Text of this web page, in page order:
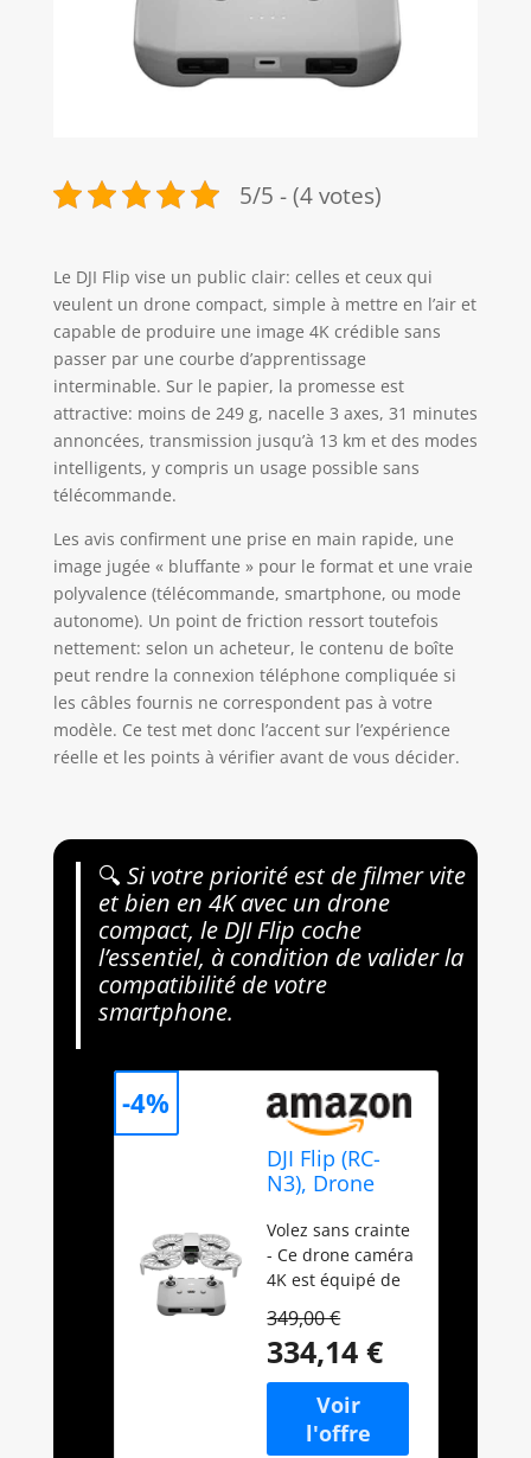
5/5 - (4 votes)
Le DJI Flip vise un public clair: celles et ceux qui
veulent un drone compact, simple à mettre en l’air et
capable de produire une image 4K crédible sans
passer par une courbe d’apprentissage
interminable. Sur le papier, la promesse est
attractive: moins de 249 g, nacelle 3 axes, 31 minutes
annoncées, transmission jusqu’à 13 km et des modes
intelligents, y compris un usage possible sans
télécommande.
Les avis confirment une prise en main rapide, une
image jugée « bluffante » pour le format et une vraie
polyvalence (télécommande, smartphone, ou mode
autonome). Un point de friction ressort toutefois
nettement: selon un acheteur, le contenu de boîte
peut rendre la connexion téléphone compliquée si
les câbles fournis ne correspondent pas à votre
modèle. Ce test met donc l’accent sur l’expérience
réelle et les points à vérifier avant de vous décider.
🔍 Si votre priorité est de filmer vite
et bien en 4K avec un drone
compact, le DJI Flip coche
l’essentiel, à condition de valider la
compatibilité de votre
smartphone.
DJI Flip (RC-
N3), Drone
UHD pour
adultes, < 249
g
Volez sans crainte
- Ce drone caméra
4K est équipé de
d’hélice complètes
en fibre de
carbone légère,
offrant une
protection
349,00 €
334,14 €
-4%